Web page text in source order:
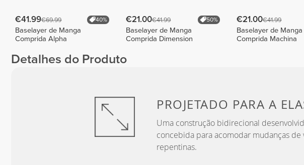
€41.99€69.99 40%
Baselayer de Manga
Comprida Alpha
€21.00€41.99 50%
Baselayer de Manga
Comprida Dimension
€21.00€41.99
Baselayer de Manga
Comprida Machina
Detalhes do Produto
PROJETADO PARA A
Uma construção bidirecional
concebida para acomodar mudanças
repentinas.